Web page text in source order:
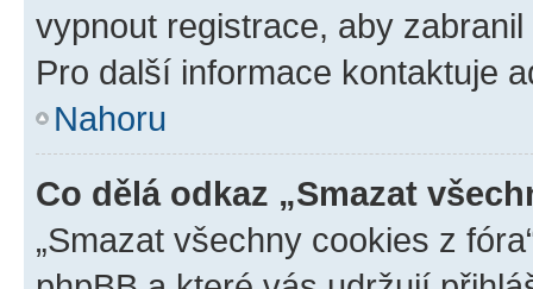
vypnout registrace, aby
Pro další informace kontaktuje
Nahoru
Co dělá odkaz „Smazat
„Smazat všechny cookies z